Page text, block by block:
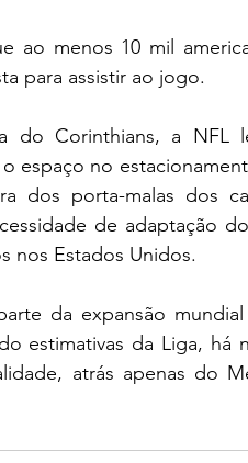
ao menos 10 mil
para assistir ao jogo.
do Corinthians, a NFL
espaço no
dos porta-malas dos
de adaptação
nos Estados Unidos.
da expansão
estimativas da Liga, há
atrás apenas do